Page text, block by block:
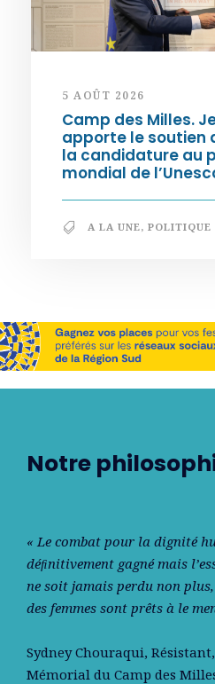
5 AOÛT 2026
Camp des Milles.
apporte le soutien
la candidature au
mondial de
A LA UNE, POLITIQUE
Notre
« Le combat pour la dignité
déﬁnitivement gagné mais
ne soit jamais perdu non
des femmes sont prêts à le
Sydney Chouraqui,
Mémorial du Camp des